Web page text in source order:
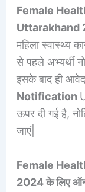
Female
Uttarakhand
महिला स्वास्थ्य
से पहले अभ्यर्थी
इसके बाद ही
Notification
ऊपर दी गई है,
जाएं|
Female
2024 के लिए